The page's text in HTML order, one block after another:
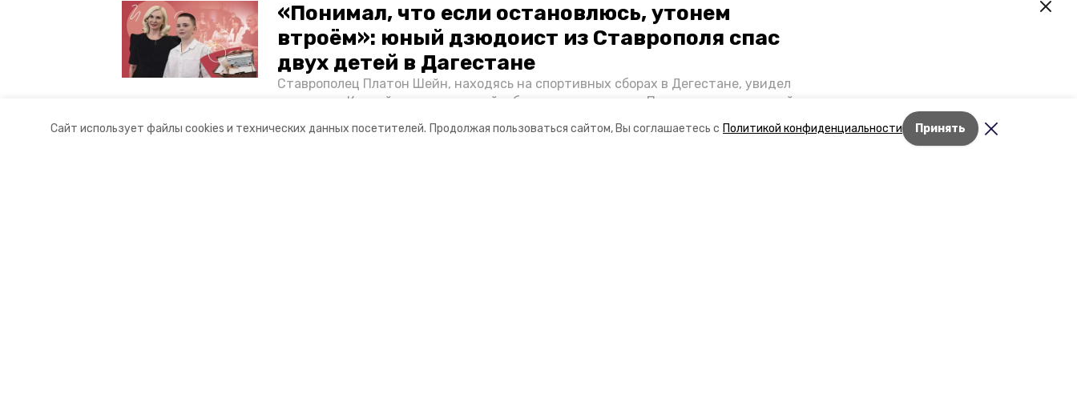
Сайт использует файлы cookies и технических данных посетителей. Продолжая пользоваться сайтом, Вы соглашаетесь с Политикой конфиденциальности Принять
«Понимал, что если остановлюсь, утонем
втроём»: юный дзюдоист из Ставрополя спас
двух детей в Дагестане
Ставрополец Платон Шейн, находясь на спортивных сборах в Дегестане, увидел
тонущих в Каспийском море детей и бросился на помощь. По возвращении домой,
Корреспондент «Победы26» пообщался с юным героем.
Разделы
О компании
Спецпроекты